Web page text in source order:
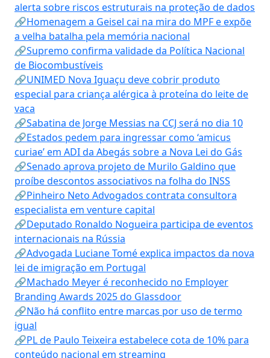
alerta sobre riscos estruturais na proteção de dados
🔗Homenagem a Geisel cai na mira do MPF e expõe
a velha batalha pela memória nacional
🔗Supremo confirma validade da Política Nacional
de Biocombustíveis
🔗UNIMED Nova Iguaçu deve cobrir produto
especial para criança alérgica à proteína do leite de
vaca
🔗Sabatina de Jorge Messias na CCJ será no dia 10
🔗Estados pedem para ingressar como ‘amicus
curiae’ em ADI da Abegás sobre a Nova Lei do Gás
🔗Senado aprova projeto de Murilo Galdino que
proíbe descontos associativos na folha do INSS
🔗Pinheiro Neto Advogados contrata consultora
especialista em venture capital
🔗Deputado Ronaldo Nogueira participa de eventos
internacionais na Rússia
🔗Advogada Luciane Tomé explica impactos da nova
lei de imigração em Portugal
🔗Machado Meyer é reconhecido no Employer
Branding Awards 2025 do Glassdoor
🔗Não há conflito entre marcas por uso de termo
igual
🔗PL de Paulo Teixeira estabelece cota de 10% para
conteúdo nacional em streaming